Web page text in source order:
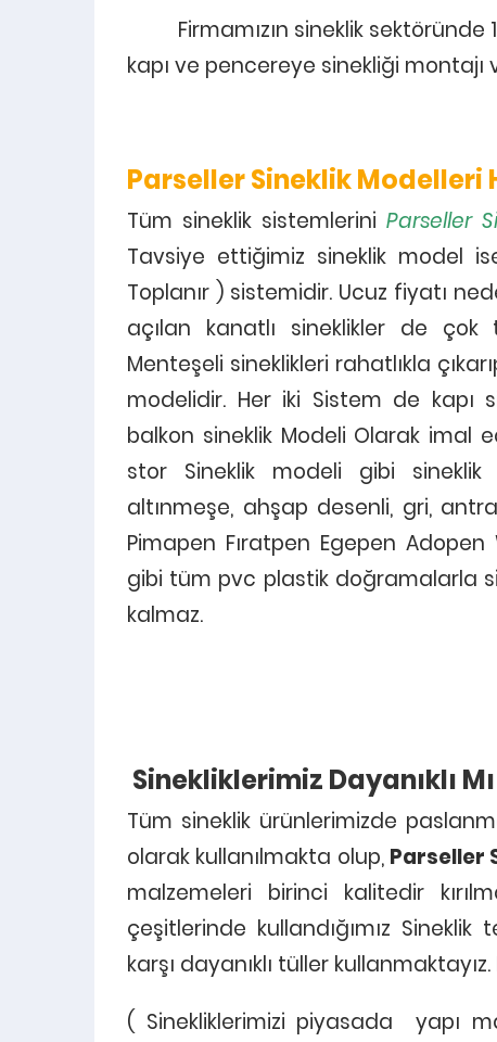
Firmamızın sineklik sektöründe
kapı ve pencereye sinekliği montajı
Parseller Sineklik Modelleri
Tüm sineklik sistemlerini Parseller
Tavsiye ettiğimiz sineklik model
Toplanır ) sistemidir. Ucuz fiyatı
açılan kanatlı sineklikler de çok
Menteşeli sineklikleri rahatlıkla
modelidir. Her iki Sistem de kapı
balkon sineklik Modeli Olarak imal
stor Sineklik modeli gibi
altınmeşe, ahşap desenli, gri,
Pimapen Fıratpen Egepen
gibi tüm pvc plastik doğramalarla
kalmaz.
Sinekliklerimiz Dayanıklı
Tüm sineklik ürünlerimizde
olarak kullanılmakta olup, Parseller
malzemeleri birinci kalitedir
çeşitlerinde kullandığımız
karşı dayanıklı tüller
( Sinekliklerimizi piyasada yapı